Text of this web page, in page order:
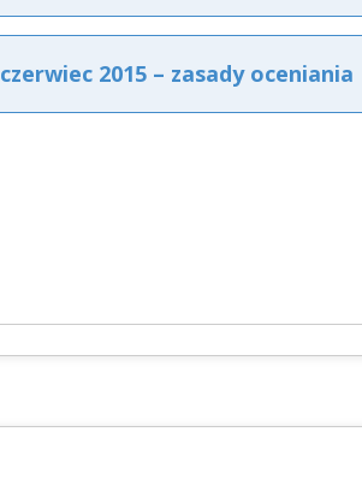
2015 – zasady oceniania